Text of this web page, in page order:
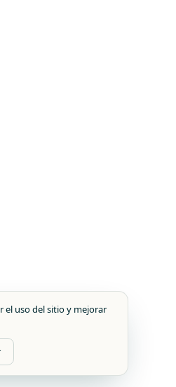
el uso del sitio y mejorar